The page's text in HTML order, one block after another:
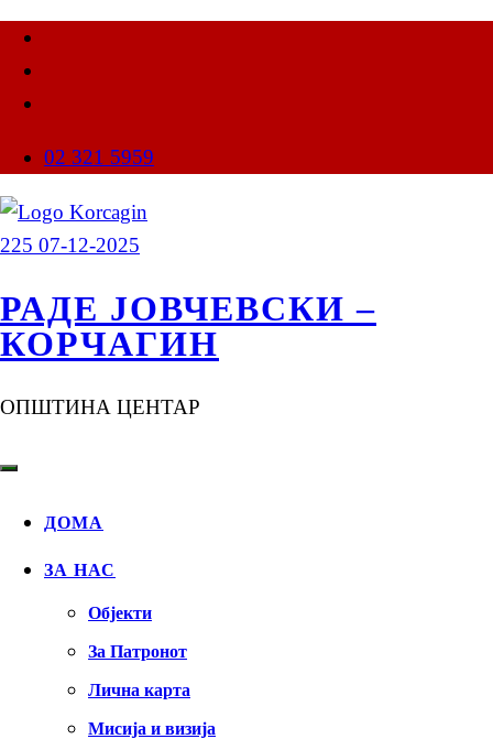
02 321 5959
РАДЕ ЈОВЧЕВСКИ –
КОРЧАГИН
ОПШТИНА ЦЕНТАР
ДОМА
ЗА НАС
Објекти
За Патронот
Лична карта
Мисија и визија